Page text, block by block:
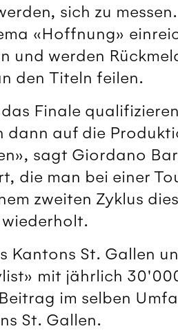
sich zu
«Hoffnung»
und werden
den Titeln feilen.
Finale
auf die
sagt Giordano
die man bei einer
zweiten Zyklus
Kantons St. Gallen
mit jährlich
im selben
St. Gallen.